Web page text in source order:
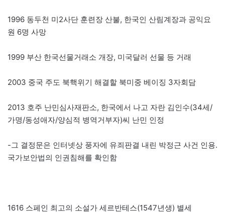
1996 동두천 미2사단 훈련장 산불, 한국인 산림계장과 공익요
원 6명 사망
1999 부산 한국선물거래소 개장, 미국달러 선물 등 거래
2003 중국 주도 북핵위기 해결할 북미중 베이징 3자회담
2013 호주 난민심사재판소, 한국에서 나고 자란 김인수(34세/
가명/동성애자/양심적 병역거부자)씨 난민 인정
-그 결정문은 인터넷상 풍자에 유죄판결 내린 박정근 사건 인용.
국가보안법의 인권침해를 확인함
1616 스페인 최고의 소설가 세르반테스(1547년생) 별세